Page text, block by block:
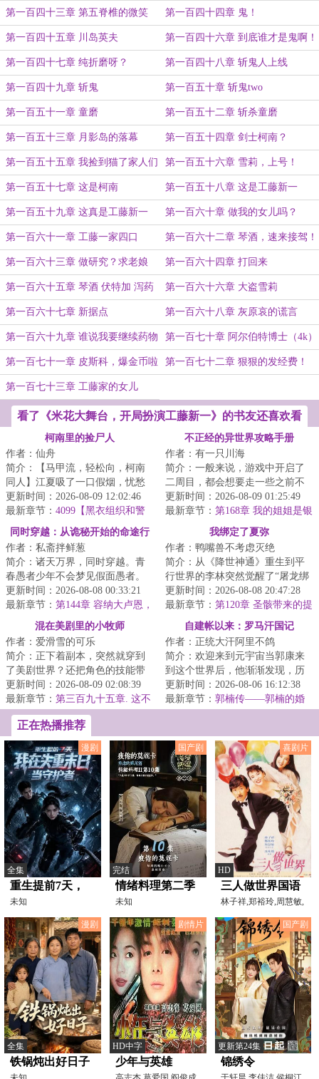
第一百四十三章 第五脊椎的微笑 第一百四十四章 鬼！
第一百四十五章 川岛英夫 第一百四十六章 到底谁才是鬼啊！
第一百四十七章 纯折磨呀？ 第一百四十八章 斩鬼人上线
第一百四十九章 斩鬼 第一百五十章 斩鬼two
第一百五十一章 童磨 第一百五十二章 斩杀童磨
第一百五十三章 月影岛的落幕 第一百五十四章 剑士柯南？
第一百五十五章 我捡到猫了家人们 第一百五十六章 雪莉，上号！
第一百五十七章 这是柯南 第一百五十八章 这是工藤新一
第一百五十九章 这真是工藤新一
吗？
第一百六十章 做我的女儿吗？
第一百六十一章 工藤一家四口
（5k）
第一百六十二章 琴酒，速来接驾！
第一百六十三章 做研究？求老娘
啊！
第一百六十四章 打回来
第一百六十五章 琴酒 伏特加 泻药
澡堂
第一百六十六章 大盗雪莉
第一百六十七章 新据点 第一百六十八章 灰原哀的谎言
第一百六十九章 谁说我要继续药物
研究了？
第一百七十章 阿尔伯特博士（4k）
第一百七十一章 皮斯科，爆金币啦
（4k）
第一百七十二章 狠狠的发经费！
第一百七十三章 工藤家的女儿
（4k）看了《米花大舞台，开局扮演工藤新一》的书友还喜欢看
柯南里的捡尸人
作者：仙舟
简介：【马甲流，轻松向，柯南
同人】江夏吸了一口假烟，忧愁
地吐出烟圈：“我只想蹭点案子捡
捡尸，没想到...
更新时间：2026-08-09 12:02:46
最新章节： 4099【黑衣组织和警
方的联手】
不正经的异世界攻略手册
作者：有一只川海
简介：一般来说，游戏中开启了
二周目，都会想要走一些之前不
敢走的路线，尝试一些过去不敢
尝试的选项吧？...
更新时间：2026-08-09 01:25:49
最新章节： 第168章 我的姐姐是银
同时穿越：从诡秘开始的命途行
者
作者：私斋拌鲜葱
简介：诸天万界，同时穿越。青
春愚者少年不会梦见假面愚者。
当唯物主义天使看见神话生物。
现在登场的是史...
更新时间：2026-08-08 00:33:21
最新章节： 第144章 容纳大卢恩，
成为半神
我绑定了夏弥
作者：鸭嘴兽不考虑灭绝
简介：从《降世神通》重生到平
行世界的李林突然觉醒了“屠龙绑
定系统”，而绑定的对象居然是他
正在打瞌睡...
更新时间：2026-08-08 20:47:28
最新章节： 第120章 圣骸带来的提
混在美剧里的小牧师
作者：爱滑雪的可乐
简介：正下着副本，突然就穿到
了美剧世界？还把角色的技能带
来了？这下可好，攻击没几招，
治疗一大堆……...
更新时间：2026-08-09 02:08:39
最新章节： 第三百九十五章. 这不
是艳遇
自建帐以来：罗马汗国记
作者：正统大汗阿里不鸽
简介：欢迎来到元宇宙当郭康来
到这个世界后，他渐渐发现，历
史似乎有些不对。在东罗马故
地，出现了一个被...
更新时间：2026-08-06 16:12:38
最新章节： 郭楠传——郭楠的婚
正在热播推荐
漫剧
全集
重生提前7天，
我在失重末日当
守护者
未知
国产剧
完结
情绪料理第二季
未知
喜剧片
HD
三人做世界国语
林子祥,郑裕玲,周慧敏,
关秀媚,秦沛,金燕玲
漫剧
全集
铁锅炖出好日子
剧情片
HD中字
少年与英雄
国产剧
更新第24集
锦绣令